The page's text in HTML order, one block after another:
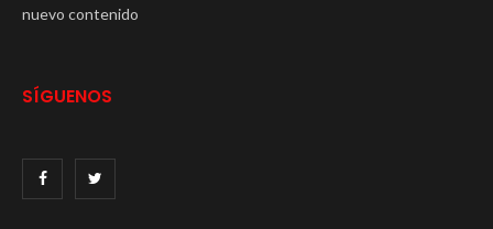
nuevo contenido
SÍGUENOS